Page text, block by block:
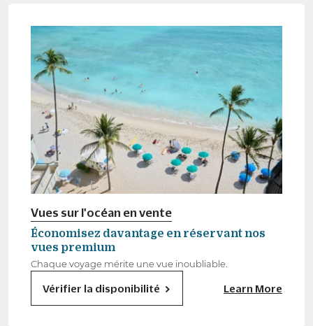
Vues sur l'océan en vente
Économisez davantage en réservant nos
vues premium
Chaque voyage mérite une vue inoubliable.
Vérifier la disponibilité Learn More